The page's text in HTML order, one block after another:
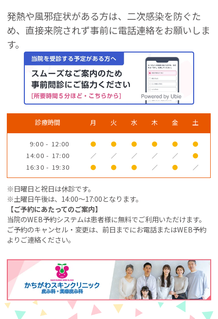
発熱や風邪症状がある方は、二次感染を防ぐた
め、直接来院されず事前に電話連絡をお願いしま
す。
診療時間 月 火 水 木 金 土
9:00 - 12:00 ● ● ● ● ● ●
14:00 - 17:00 ／ ／ ／ ／ ／ ●
16:30 - 19:30 ● ● ● ／ ● ／
※日曜日と祝日は休診です。
※土曜日午後は、14:00～17:00となります。
【ご予約にあたってのご案内】
当院のWEB予約システムは患者様に無料でご利用いただけます。
ご予約のキャンセル・変更は、前日までにお電話またはWEB予約
よりご連絡ください。